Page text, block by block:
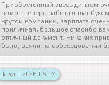
Приобретенный здесь диплом
помог, теперь работаю
крутой компании, зарплата очень
приличная, большое спасибо
отличный документ. Никаких
было, взяли на собеседовании
Павел | 2026-06-17